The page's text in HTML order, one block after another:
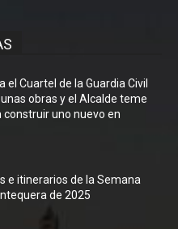
el Cuartel de la Guardia Civil
obras y el Alcalde teme
construir uno nuevo en
e itinerarios de la Semana
de 2025